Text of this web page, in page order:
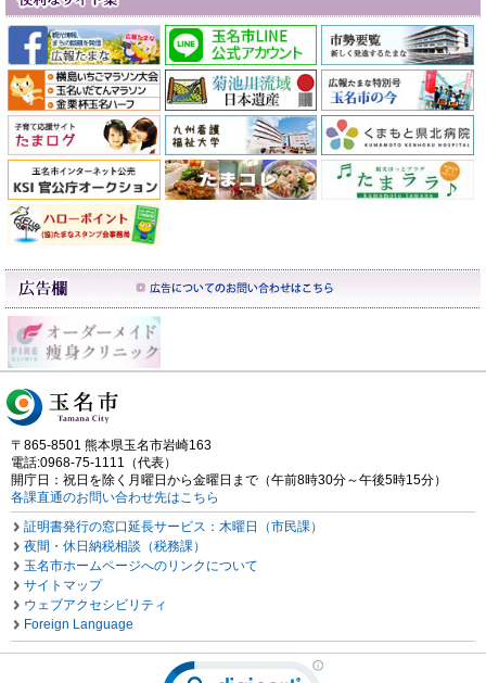
〒865-8501 熊本県玉名市岩崎163
電話:0968-75-1111（代表）
開庁日：祝日を除く月曜日から金曜日まで（午前8時30分～午後5時15分）
各課直通のお問い合わせ先はこちら
証明書発行の窓口延長サービス：木曜日（市民課）
夜間・休日納税相談（税務課）
玉名市ホームページへのリンクについて
サイトマップ
ウェブアクセシビリティ
Foreign Language